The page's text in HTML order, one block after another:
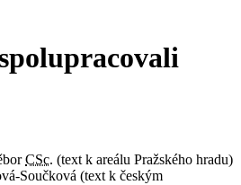
CSc. (text k areálu Pražského hradu)
Součková (text k českým